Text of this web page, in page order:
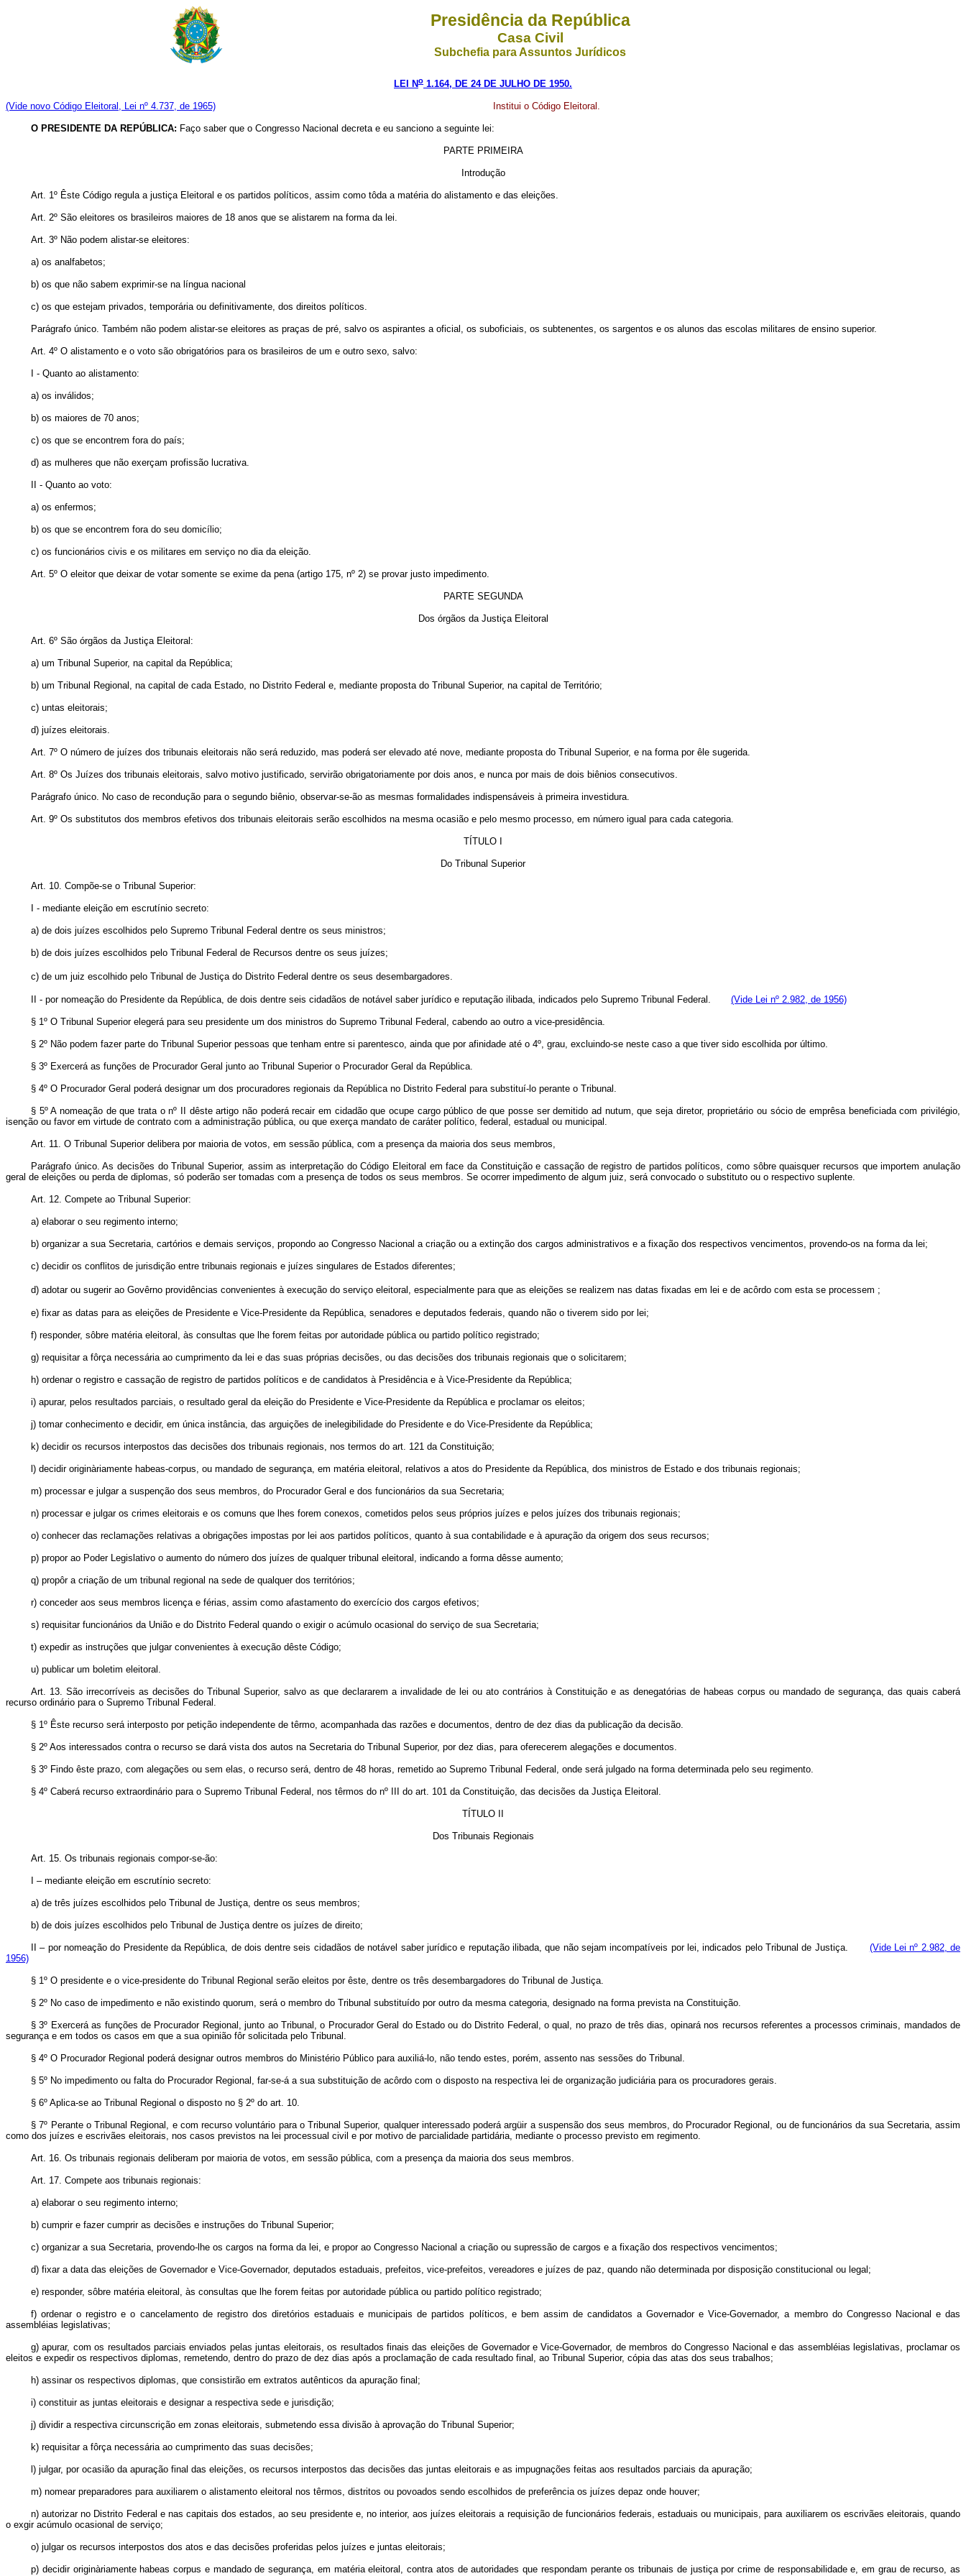
Presidência da República
Casa Civil
Subchefia para Assuntos Jurídicos
LEI No 1.164, DE 24 DE JULHO DE 1950.
(Vide novo Código Eleitoral, Lei nº 4.737, de 1965) Institui o Código Eleitoral.
O PRESIDENTE DA REPÚBLICA: Faço saber que o Congresso Nacional decreta e eu sanciono a seguinte lei:
PARTE PRIMEIRA
Introdução
Art. 1º Êste Código regula a justiça Eleitoral e os partidos políticos, assim como tôda a matéria do alistamento e das eleições.
Art. 2º São eleitores os brasileiros maiores de 18 anos que se alistarem na forma da lei.
Art. 3º Não podem alistar-se eleitores:
a) os analfabetos;
b) os que não sabem exprimir-se na língua nacional
c) os que estejam privados, temporária ou definitivamente, dos direitos políticos.
Parágrafo único. Também não podem alistar-se eleitores as praças de pré, salvo os aspirantes a oficial, os suboficiais, os subtenentes, os sargentos e os alunos das escolas militares de ensino superior.
Art. 4º O alistamento e o voto são obrigatórios para os brasileiros de um e outro sexo, salvo:
I - Quanto ao alistamento:
a) os inválidos;
b) os maiores de 70 anos;
c) os que se encontrem fora do país;
d) as mulheres que não exerçam profissão lucrativa.
II - Quanto ao voto:
a) os enfermos;
b) os que se encontrem fora do seu domicílio;
c) os funcionários civis e os militares em serviço no dia da eleição.
Art. 5º O eleitor que deixar de votar somente se exime da pena (artigo 175, nº 2) se provar justo impedimento.
PARTE SEGUNDA
Dos órgãos da Justiça Eleitoral
Art. 6º São órgãos da Justiça Eleitoral:
a) um Tribunal Superior, na capital da República;
b) um Tribunal Regional, na capital de cada Estado, no Distrito Federal e, mediante proposta do Tribunal Superior, na capital de Território;
c) untas eleitorais;
d) juízes eleitorais.
Art. 7º O número de juízes dos tribunais eleitorais não será reduzido, mas poderá ser elevado até nove, mediante proposta do Tribunal Superior, e na forma por êle sugerida.
Art. 8º Os Juízes dos tribunais eleitorais, salvo motivo justificado, servirão obrigatoriamente por dois anos, e nunca por mais de dois biênios consecutivos.
Parágrafo único. No caso de recondução para o segundo biênio, observar-se-ão as mesmas formalidades indispensáveis à primeira investidura.
Art. 9º Os substitutos dos membros efetivos dos tribunais eleitorais serão escolhidos na mesma ocasião e pelo mesmo processo, em número igual para cada categoria.
TÍTULO I
Do Tribunal Superior
Art. 10. Compõe-se o Tribunal Superior:
I - mediante eleição em escrutínio secreto:
a) de dois juízes escolhidos pelo Supremo Tribunal Federal dentre os seus ministros;
b) de dois juízes escolhidos pelo Tribunal Federal de Recursos dentre os seus juízes;
c) de um juiz escolhido pelo Tribunal de Justiça do Distrito Federal dentre os seus desembargadores.
II - por nomeação do Presidente da República, de dois dentre seis cidadãos de notável saber jurídico e reputação ilibada, indicados pelo Supremo Tribunal Federal. (Vide Lei nº 2.982, de 1956)
§ 1º O Tribunal Superior elegerá para seu presidente um dos ministros do Supremo Tribunal Federal, cabendo ao outro a vice-presidência.
§ 2º Não podem fazer parte do Tribunal Superior pessoas que tenham entre si parentesco, ainda que por afinidade até o 4º, grau, excluindo-se neste caso a que tiver sido escolhida por último.
§ 3º Exercerá as funções de Procurador Geral junto ao Tribunal Superior o Procurador Geral da República.
§ 4º O Procurador Geral poderá designar um dos procuradores regionais da República no Distrito Federal para substituí-lo perante o Tribunal.
§ 5º A nomeação de que trata o nº II dêste artigo não poderá recair em cidadão que ocupe cargo público de que posse ser demitido ad nutum, que seja diretor, proprietário ou sócio de emprêsa beneficiada com privilégio,
isenção ou favor em virtude de contrato com a administração pública, ou que exerça mandato de caráter político, federal, estadual ou municipal.
Art. 11. O Tribunal Superior delibera por maioria de votos, em sessão pública, com a presença da maioria dos seus membros,
Parágrafo único. As decisões do Tribunal Superior, assim as interpretação do Código Eleitoral em face da Constituição e cassação de registro de partidos políticos, como sôbre quaisquer recursos que importem anulação
geral de eleições ou perda de diplomas, só poderão ser tomadas com a presença de todos os seus membros. Se ocorrer impedimento de algum juiz, será convocado o substituto ou o respectivo suplente.
Art. 12. Compete ao Tribunal Superior:
a) elaborar o seu regimento interno;
b) organizar a sua Secretaria, cartórios e demais serviços, propondo ao Congresso Nacional a criação ou a extinção dos cargos administrativos e a fixação dos respectivos vencimentos, provendo-os na forma da lei;
c) decidir os conflitos de jurisdição entre tribunais regionais e juízes singulares de Estados diferentes;
d) adotar ou sugerir ao Govêrno providências convenientes à execução do serviço eleitoral, especialmente para que as eleições se realizem nas datas fixadas em lei e de acôrdo com esta se processem ;
e) fixar as datas para as eleições de Presidente e Vice-Presidente da República, senadores e deputados federais, quando não o tiverem sido por lei;
f) responder, sôbre matéria eleitoral, às consultas que lhe forem feitas por autoridade pública ou partido político registrado;
g) requisitar a fôrça necessária ao cumprimento da lei e das suas próprias decisões, ou das decisões dos tribunais regionais que o solicitarem;
h) ordenar o registro e cassação de registro de partidos políticos e de candidatos à Presidência e à Vice-Presidente da República;
i) apurar, pelos resultados parciais, o resultado geral da eleição do Presidente e Vice-Presidente da República e proclamar os eleitos;
j) tomar conhecimento e decidir, em única instância, das arguições de inelegibilidade do Presidente e do Vice-Presidente da República;
k) decidir os recursos interpostos das decisões dos tribunais regionais, nos termos do art. 121 da Constituição;
l) decidir originàriamente habeas-corpus, ou mandado de segurança, em matéria eleitoral, relativos a atos do Presidente da República, dos ministros de Estado e dos tribunais regionais;
m) processar e julgar a suspenção dos seus membros, do Procurador Geral e dos funcionários da sua Secretaria;
n) processar e julgar os crimes eleitorais e os comuns que lhes forem conexos, cometidos pelos seus próprios juízes e pelos juízes dos tribunais regionais;
o) conhecer das reclamações relativas a obrigações impostas por lei aos partidos políticos, quanto à sua contabilidade e à apuração da origem dos seus recursos;
p) propor ao Poder Legislativo o aumento do número dos juízes de qualquer tribunal eleitoral, indicando a forma dêsse aumento;
q) propôr a criação de um tribunal regional na sede de qualquer dos territórios;
r) conceder aos seus membros licença e férias, assim como afastamento do exercício dos cargos efetivos;
s) requisitar funcionários da União e do Distrito Federal quando o exigir o acúmulo ocasional do serviço de sua Secretaria;
t) expedir as instruções que julgar convenientes à execução dêste Código;
u) publicar um boletim eleitoral.
Art. 13. São irrecorríveis as decisões do Tribunal Superior, salvo as que declararem a invalidade de lei ou ato contrários à Constituição e as denegatórias de habeas corpus ou mandado de segurança, das quais caberá
recurso ordinário para o Supremo Tribunal Federal.
§ 1º Êste recurso será interposto por petição independente de têrmo, acompanhada das razões e documentos, dentro de dez dias da publicação da decisão.
§ 2º Aos interessados contra o recurso se dará vista dos autos na Secretaria do Tribunal Superior, por dez dias, para oferecerem alegações e documentos.
§ 3º Findo êste prazo, com alegações ou sem elas, o recurso será, dentro de 48 horas, remetido ao Supremo Tribunal Federal, onde será julgado na forma determinada pelo seu regimento.
§ 4º Caberá recurso extraordinário para o Supremo Tribunal Federal, nos têrmos do nº III do art. 101 da Constituição, das decisões da Justiça Eleitoral.
TÍTULO II
Dos Tribunais Regionais
Art. 15. Os tribunais regionais compor-se-ão:
I – mediante eleição em escrutínio secreto:
a) de três juízes escolhidos pelo Tribunal de Justiça, dentre os seus membros;
b) de dois juízes escolhidos pelo Tribunal de Justiça dentre os juízes de direito;
II – por nomeação do Presidente da República, de dois dentre seis cidadãos de notável saber jurídico e reputação ilibada, que não sejam incompatíveis por lei, indicados pelo Tribunal de Justiça. (Vide Lei nº 2.982, de
1956)
§ 1º O presidente e o vice-presidente do Tribunal Regional serão eleitos por êste, dentre os três desembargadores do Tribunal de Justiça.
§ 2º No caso de impedimento e não existindo quorum, será o membro do Tribunal substituído por outro da mesma categoria, designado na forma prevista na Constituição.
§ 3º Exercerá as funções de Procurador Regional, junto ao Tribunal, o Procurador Geral do Estado ou do Distrito Federal, o qual, no prazo de três dias, opinará nos recursos referentes a processos criminais, mandados de
segurança e em todos os casos em que a sua opinião fôr solicitada pelo Tribunal.
§ 4º O Procurador Regional poderá designar outros membros do Ministério Público para auxiliá-lo, não tendo estes, porém, assento nas sessões do Tribunal.
§ 5º No impedimento ou falta do Procurador Regional, far-se-á a sua substituição de acôrdo com o disposto na respectiva lei de organização judiciária para os procuradores gerais.
§ 6º Aplica-se ao Tribunal Regional o disposto no § 2º do art. 10.
§ 7º Perante o Tribunal Regional, e com recurso voluntário para o Tribunal Superior, qualquer interessado poderá argüir a suspensão dos seus membros, do Procurador Regional, ou de funcionários da sua Secretaria, assim
como dos juízes e escrivães eleitorais, nos casos previstos na lei processual civil e por motivo de parcialidade partidária, mediante o processo previsto em regimento.
Art. 16. Os tribunais regionais deliberam por maioria de votos, em sessão pública, com a presença da maioria dos seus membros.
Art. 17. Compete aos tribunais regionais:
a) elaborar o seu regimento interno;
b) cumprir e fazer cumprir as decisões e instruções do Tribunal Superior;
c) organizar a sua Secretaria, provendo-lhe os cargos na forma da lei, e propor ao Congresso Nacional a criação ou supressão de cargos e a fixação dos respectivos vencimentos;
d) fixar a data das eleições de Governador e Vice-Governador, deputados estaduais, prefeitos, vice-prefeitos, vereadores e juízes de paz, quando não determinada por disposição constitucional ou legal;
e) responder, sôbre matéria eleitoral, às consultas que lhe forem feitas por autoridade pública ou partido político registrado;
f) ordenar o registro e o cancelamento de registro dos diretórios estaduais e municipais de partidos políticos, e bem assim de candidatos a Governador e Vice-Governador, a mem bro do Congresso Nacional e das
assembléias legislativas;
g) apurar, com os resultados parciais enviados pelas juntas eleitorais, os resultados finais das eleições de Governador e Vice-Governador, de membros do Congresso Nacional e das assembléias legislativas, proclamar os
eleitos e expedir os respectivos diplomas, remetendo, dentro do prazo de dez dias após a proclamação de cada resultado final, ao Tribunal Superior, cópia das atas dos seus trabalhos;
h) assinar os respectivos diplomas, que consistirão em extratos autênticos da apuração final;
i) constituir as juntas eleitorais e designar a respectiva sede e jurisdição;
j) dividir a respectiva circunscrição em zonas eleitorais, submetendo essa divisão à aprovação do Tribunal Superior;
k) requisitar a fôrça necessária ao cumprimento das suas decisões;
l) julgar, por ocasião da apuração final das eleições, os recursos interpostos das decisões das juntas eleitorais e as impugnações feitas aos resultados parciais da apuração;
m) nomear preparadores para auxiliarem o alistamento eleitoral nos têrmos, distritos ou povoados sendo escolhidos de preferência os juízes depaz onde houver;
n) autorizar no Distrito Federal e nas capitais dos estados, ao seu presidente e, no interior, aos juízes eleitorais a requisição de funcionários federais, estaduais ou municipais, para auxiliarem os escrivães eleitorais, quando
o exgir acúmulo ocasional de serviço;
o) julgar os recursos interpostos dos atos e das decisões proferidas pelos juízes e juntas eleitorais;
p) decidir originàriamente habeas corpus e mandado de segurança, em matéria eleitoral, contra atos de autoridades que respondam perante os tribunais de justiça por crime deresponsabilidade e, em grau de recurso, as